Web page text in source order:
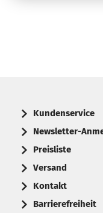
Kundenservice
Newsletter-
Preisliste
Versand
Kontakt
Barrierefreiheit